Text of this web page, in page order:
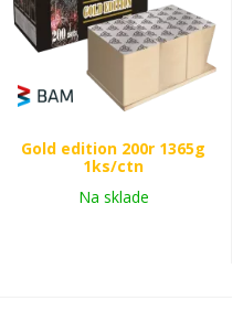
Gold edition 200r 1365g
1ks/ctn
Na sklade